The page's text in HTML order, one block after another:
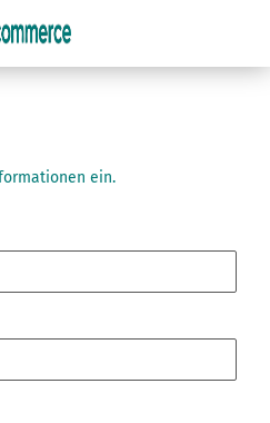
ein.